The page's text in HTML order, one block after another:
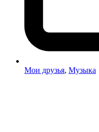
Мои друзья, Музыка